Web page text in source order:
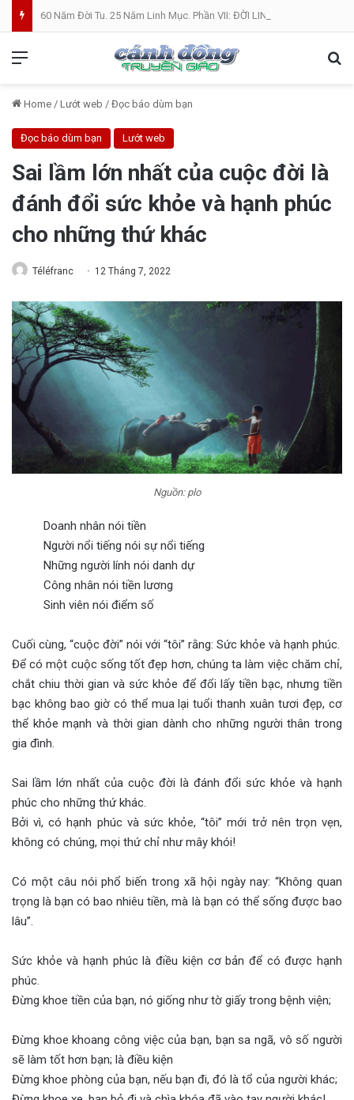
Home / Lướt web / Đọc báo dùm bạn
Đọc báo dùm bạn Lướt web
Sai lầm lớn nhất của cuộc đời là
đánh đổi sức khỏe và hạnh phúc
cho những thứ khác
Téléfranc 12 Tháng 7, 2022
Nguồn: plo
Doanh nhân nói tiền
Người nổi tiếng nói sự nổi tiếng
Những người lính nói danh dự
Công nhân nói tiền lương
Sinh viên nói điểm số
Cuối cùng, “cuộc đời” nói với “tôi” rằng: Sức khỏe và hạnh phúc.
Để có một cuộc sống tốt đẹp hơn, chúng ta làm việc chăm chỉ,
chắt chiu thời gian và sức khỏe để đổi lấy tiền bạc, nhưng tiền
bạc không bao giờ có thể mua lại tuổi thanh xuân tươi đẹp, cơ
thể khỏe mạnh và thời gian dành cho những người thân trong
gia đình.
Sai lầm lớn nhất của cuộc đời là đánh đổi sức khỏe và hạnh
phúc cho những thứ khác.
Bởi vì, có hạnh phúc và sức khỏe, “tôi” mới trở nên trọn vẹn,
không có chúng, mọi thứ chỉ như mây khói!
Có một câu nói phổ biến trong xã hội ngày nay: “Không quan
trọng là bạn có bao nhiêu tiền, mà là bạn có thể sống được bao
lâu”.
Sức khỏe và hạnh phúc là điều kiện cơ bản để có được hạnh
phúc.
Đừng khoe tiền của bạn, nó giống như tờ giấy trong bệnh viện;
Đừng khoe khoang công việc của bạn, bạn sa ngã, vô số người
sẽ làm tốt hơn bạn; là điều kiện
Đừng khoe phòng của bạn, nếu bạn đi, đó là tổ của người khác;